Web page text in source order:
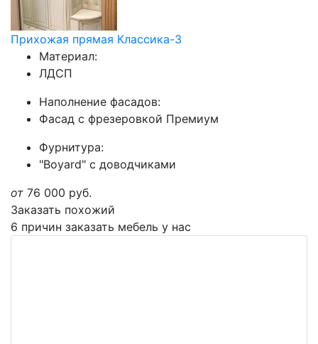
Прихожая прямая Классика-3
Материал:
ЛДСП
Наполнение фасадов:
Фасад с фрезеровкой Премиум
Фурнитура:
"Boyard" с доводчиками
от 76 000 руб.
Заказать похожий
6 причин заказать мебель у нас